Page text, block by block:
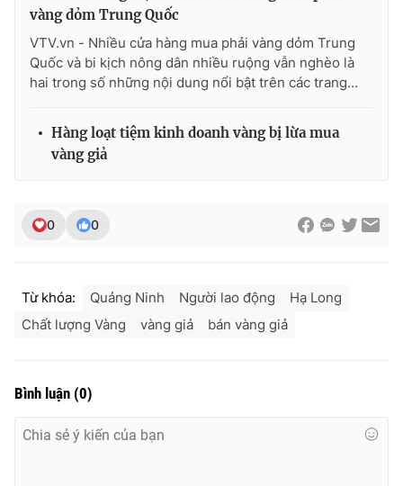
Thị trường 24h
VTV4 Vươn mình bằng AI
VTV9 VTV8
Cơ quan báo chí:Thời báo VTV
vàng dỏm Trung Quốc
VTV.vn - Nhiều cửa hàng mua phải vàng dỏm Trung
Quốc và bi kịch nông dân nhiều ruộng vẫn nghèo là
hai trong số những nội dung nổi bật trên các trang...
Hàng loạt tiệm kinh doanh vàng bị lừa mua
vàng giả
0 0
Từ khóa: Quảng Ninh Người lao động
Hạ Long
Chất lượng Vàng
vàng giả bán vàng giả
Bình luận (0)